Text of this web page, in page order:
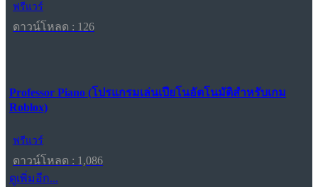
ฟรีแวร์
ดาวน์โหลด : 126
Professor Piano (โปรแกรมเล่นเปียโนอัตโนมัติสำหรับเกม
Roblox)
ฟรีแวร์
ดาวน์โหลด : 1,086
ดูเพิ่มอีก...